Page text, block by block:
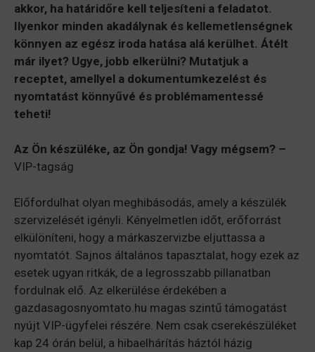
akkor, ha határidőre kell teljesíteni a feladatot.
Ilyenkor minden akadálynak és kellemetlenségnek
könnyen az egész iroda hatása alá kerülhet. Átélt
már ilyet? Ugye, jobb elkerülni? Mutatjuk a
receptet, amellyel a dokumentumkezelést és
nyomtatást könnyűvé és problémamentessé
teheti!
Az Ön készüléke, az Ön gondja! Vagy mégsem? –
VIP-tagság
Előfordulhat olyan meghibásodás, amely a készülék
szervizelését igényli. Kényelmetlen időt, erőforrást
elkülöníteni, hogy a márkaszervizbe eljuttassa a
nyomtatót. Sajnos általános tapasztalat, hogy ezek az
esetek ugyan ritkák, de a legrosszabb pillanatban
fordulnak elő. Az elkerülése érdekében a
gazdasagosnyomtato.hu magas szintű támogatást
nyújt VIP-ügyfelei részére. Nem csak cserekészüléket
kap 24 órán belül, a hibaelhárítás háztól házig